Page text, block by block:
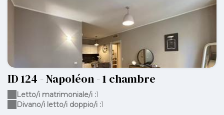
ID 124 - Napoléon - 1 chambre
Letto/i matrimoniale/i :1
Divano/i letto/i doppio/i :1